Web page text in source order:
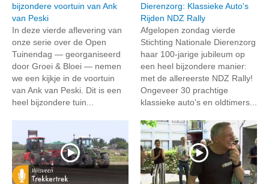
bijzondere voortuin van Ank
van Peski
In deze vierde aflevering van
onze serie over de Open
Tuinendag — georganiseerd
door Groei & Bloei — nemen
we een kijkje in de voortuin
van Ank van Peski. Dit is een
heel bijzondere tuin...
Dierenzorg: Klassieke Auto's
Rijden NDZ Rally
Afgelopen zondag vierde
Stichting Nationale Dierenzorg
haar 100-jarige jubileum op
een heel bijzondere manier:
met de allereerste NDZ Rally!
Ongeveer 30 prachtige
klassieke auto's en oldtimers...